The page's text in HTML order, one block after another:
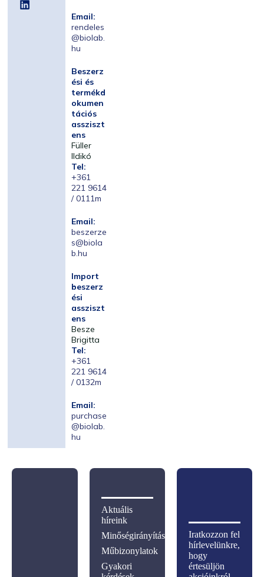
Email:
rendeles
@biolab.
hu
Beszerz
ési és
termékd
okumen
tációs
assziszt
ens
Füller
Ildikó
Tel:
+361
221 9614
/ 0111m
Email:
beszerze
s@biola
b.hu
Import
beszerz
ési
assziszt
ens
Besze
Brigitta
Tel:
+361
221 9614
/ 0132m
Email:
purchase
@biolab.
hu
Iratkozzon fel
hírlevelünkre,
hogy
értesüljön
Aktuális
híreink
Minőségirányítás
Műbizonylatok
Gyakori